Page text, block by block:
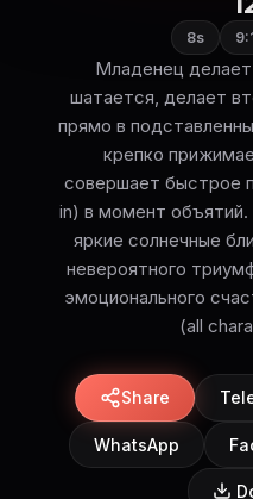
8s
Младенец
шатается, делает
прямо в
крепко
совершает быстрое
in) в момент
яркие солнечные
невероятного
эмоционального
(all
Share
WhatsApp